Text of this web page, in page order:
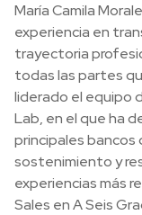
María Camila
experiencia en
trayectoria
todas las partes
liderado el equipo
Lab, en el que ha
principales bancos
sostenimiento y
experiencias más
Sales en A Seis